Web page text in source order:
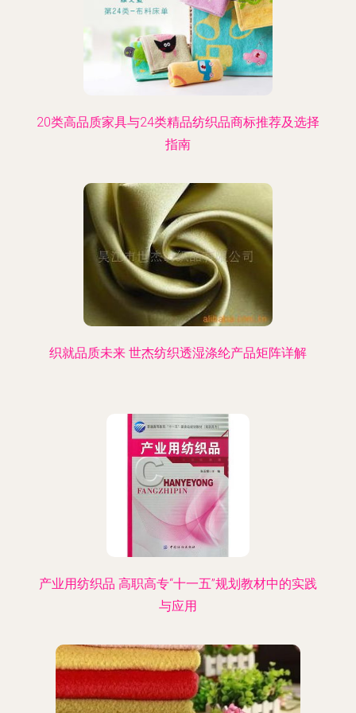
20类高品质家具与24类精品纺织品商标推荐及选择
指南
织就品质未来 世杰纺织透湿涤纶产品矩阵详解
产业用纺织品 高职高专“十一五”规划教材中的实践
与应用